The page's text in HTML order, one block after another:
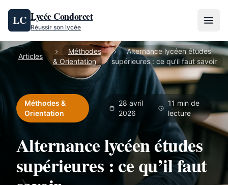
Aller au contenu
LC Lycée Condorcet
Réussir son lycée
Articles
Méthodes
& Orientation
Alternance lycéen études
supérieures : ce qu’il faut savoir
Méthodes &
Orientation
28 avril
2026
11 min de
lecture
Alternance lycéen études
supérieures : ce qu’il faut